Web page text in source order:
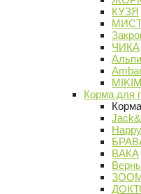
КУЗЯ
ЧИКА
Корма для
ВАКА